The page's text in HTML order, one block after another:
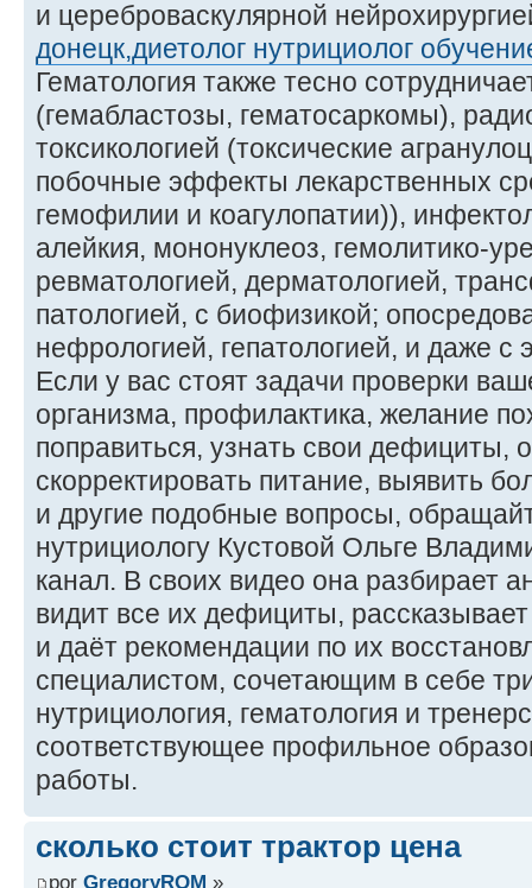
и цереброваскулярной
донецк,диетолог нутрициолог
Гематология также тесно
(гемабластозы, гематосаркомы),
токсикологией (токсические
побочные эффекты лекарственных
гемофилии и коагулопатии)),
алейкия, мононуклеоз, гемолитико-
ревматологией, дерматологией,
патологией, с биофизикой;
нефрологией, гепатологией, и даже с
Если у вас стоят задачи проверки
организма, профилактика, желание
поправиться, узнать свои дефициты,
скорректировать питание, выявить
и другие подобные вопросы,
нутрициологу Кустовой Ольге
канал. В своих видео она разбирает
видит все их дефициты,
и даёт рекомендации по их
специалистом, сочетающим в себе
нутрициология, гематология и
соответствующее профильное
работы.
сколько стоит трактор цена
por GregoryROM »